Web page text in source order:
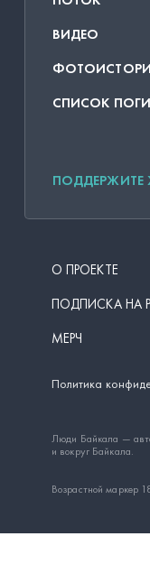
ВИДЕО
СПИСОК
ПОДДЕРЖИТЕ
О ПРОЕКТЕ
ПОДПИСКА НА
МЕРЧ
Политика
Люди Байкала —
и вокруг Байкала.
Возрастной маркер